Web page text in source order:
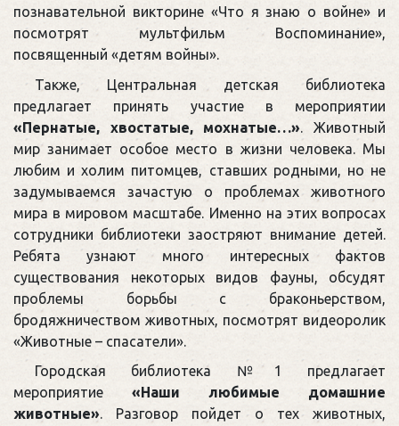
познавательной викторине «Что я знаю о войне» и
посмотрят мультфильм Воспоминание»,
посвященный «детям войны».
Также, Центральная детская библиотека
предлагает принять участие в мероприятии
«Пернатые, хвостатые, мохнатые…». Животный
мир занимает особое место в жизни человека. Мы
любим и холим питомцев, ставших родными, но не
задумываемся зачастую о проблемах животного
мира в мировом масштабе. Именно на этих вопросах
сотрудники библиотеки заостряют внимание детей.
Ребята узнают много интересных фактов
существования некоторых видов фауны, обсудят
проблемы борьбы с браконьерством,
бродяжничеством животных, посмотрят видеоролик
«Животные – спасатели».
Городская библиотека №1 предлагает
мероприятие «Наши любимые домашние
животные». Разговор пойдет о тех животных,